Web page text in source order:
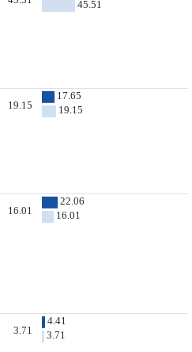
45.51
19.15
17.65
19.15
16.01
22.06
16.01
3.71
4.41
3.71